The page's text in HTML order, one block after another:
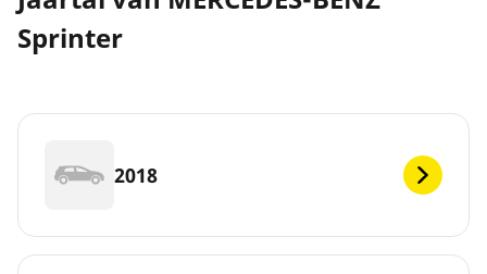
Sprinter
2018